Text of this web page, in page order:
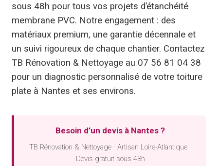
sous 48h pour tous vos projets d’étanchéité
membrane PVC. Notre engagement : des
matériaux premium, une garantie décennale et
un suivi rigoureux de chaque chantier. Contactez
TB Rénovation & Nettoyage au 07 56 81 04 38
pour un diagnostic personnalisé de votre toiture
plate à Nantes et ses environs.
Besoin d’un devis à Nantes ?
TB Rénovation & Nettoyage · Artisan Loire-Atlantique ·
Devis gratuit sous 48h